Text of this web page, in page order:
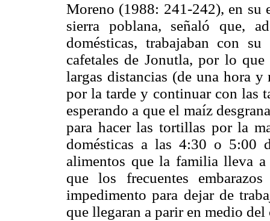
Moreno (1988: 241-242), en su
sierra poblana, señaló que,
domésticas, trabajaban con
cafetales de Jonutla, por lo
largas distancias (de una hora y
por la tarde y continuar con las
esperando a que el maíz
para hacer las tortillas por la
domésticas a las 4:30 o 5:00
alimentos que la familia lleva a
que los frecuentes
impedimento para dejar de
que llegaran a parir en medio